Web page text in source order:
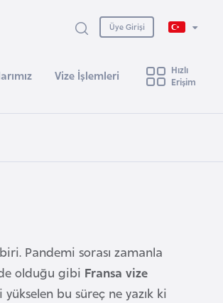
Üye Girişi
Vize İşlemleri
Hızlı
Erişim
Pandemi sorası zamanla
olduğu gibi Fransa vize
bu süreç ne yazık ki